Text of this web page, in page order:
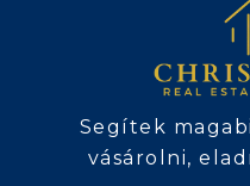
Segítek
vásárolni,